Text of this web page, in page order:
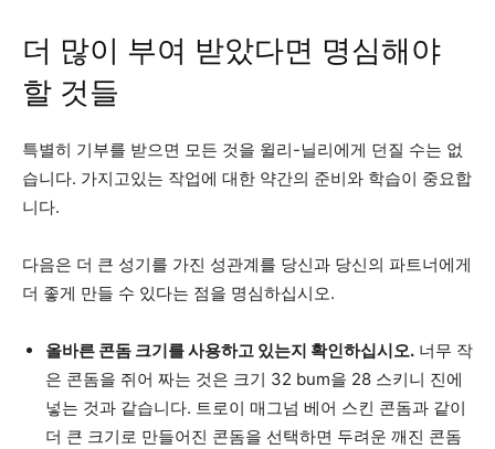
더 많이 부여 받았다면 명심해야
할 것들
특별히 기부를 받으면 모든 것을 윌리-닐리에게 던질 수는 없
습니다. 가지고있는 작업에 대한 약간의 준비와 학습이 중요합
니다.
다음은 더 큰 성기를 가진 성관계를 당신과 당신의 파트너에게
더 좋게 만들 수 있다는 점을 명심하십시오.
올바른 콘돔 크기를 사용하고 있는지 확인하십시오. 너무 작
은 콘돔을 쥐어 짜는 것은 크기 32 bum을 28 스키니 진에
넣는 것과 같습니다. 트로이 매그넘 베어 스킨 콘돔과 같이
더 큰 크기로 만들어진 콘돔을 선택하면 두려운 깨진 콘돔